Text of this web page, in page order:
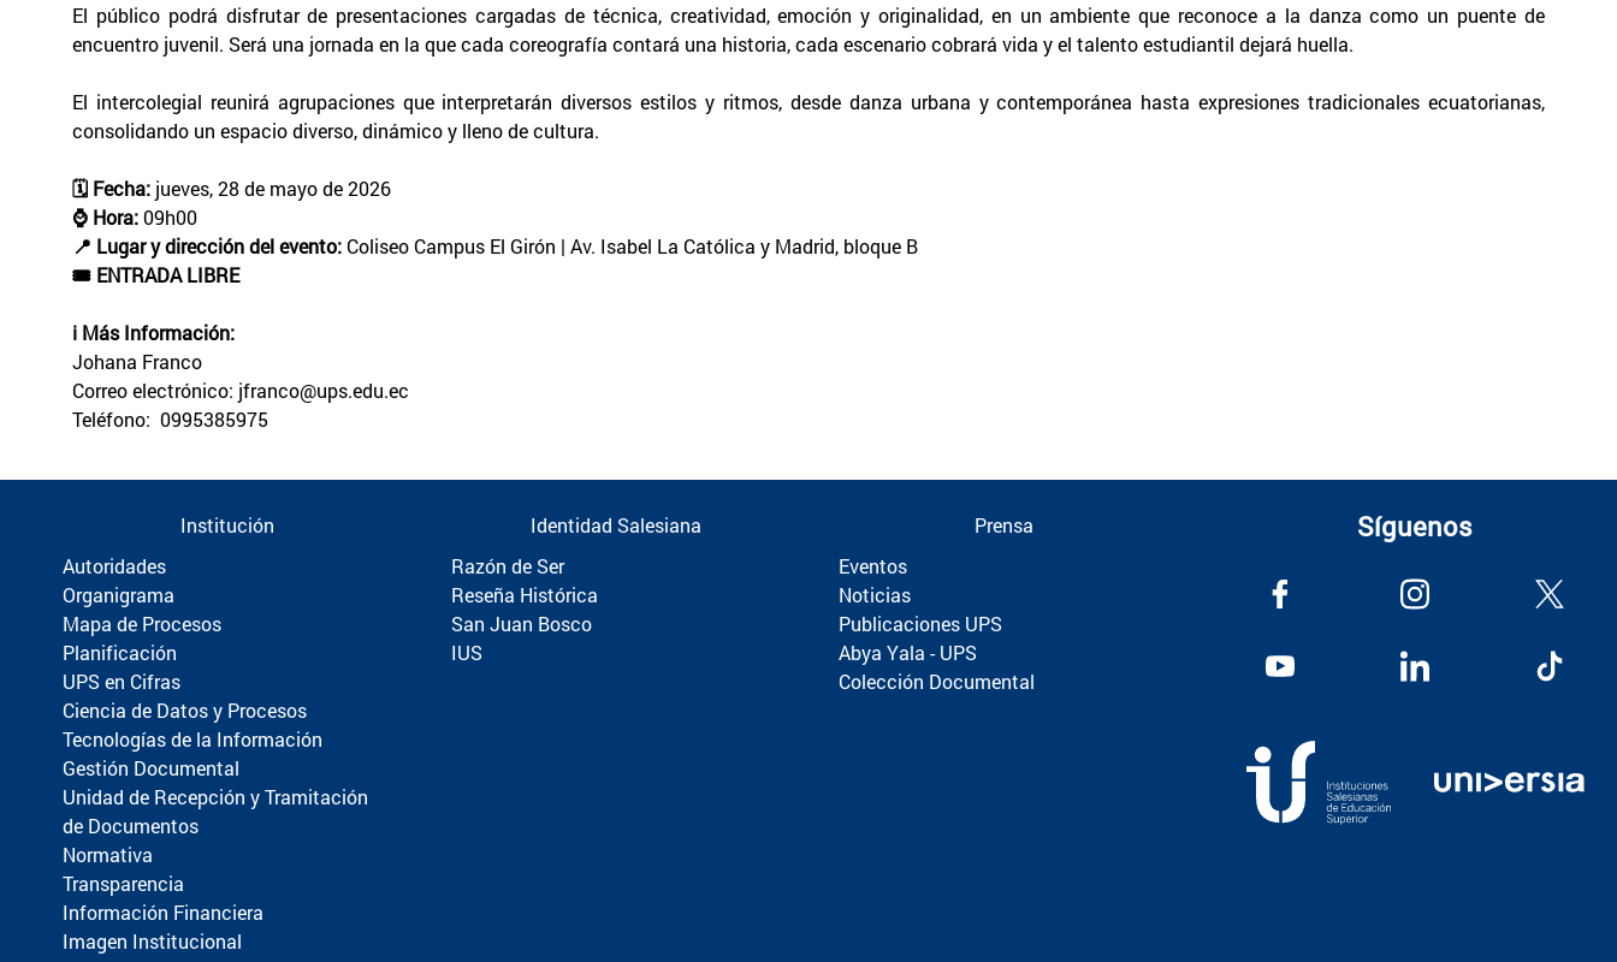
El público podrá disfrutar de presentaciones cargadas de técnica, creatividad, emoción y originalidad, en un ambiente que reconoce a la danza como un puente de
encuentro juvenil. Será una jornada en la que cada coreografía contará una historia, cada escenario cobrará vida y el talento estudiantil dejará huella.
El intercolegial reunirá agrupaciones que interpretarán diversos estilos y ritmos, desde danza urbana y contemporánea hasta expresiones tradicionales ecuatorianas,
consolidando un espacio diverso, dinámico y lleno de cultura.
🗓️ Fecha: jueves, 28 de mayo de 2026
⌚ Hora:09h00
📍 Lugar y dirección del evento: Coliseo Campus El Girón | Av. Isabel La Católica y Madrid, bloque B
🎟️ ENTRADA LIBRE
ℹ️ Más Información:
Johana Franco
Correo electrónico: jfranco@ups.edu.ec
Teléfono: 0995385975
Institución
Autoridades
Organigrama
Mapa de Procesos
Planificación
UPS en Cifras
Ciencia de Datos y Procesos
Tecnologías de la Información
Gestión Documental
Unidad de Recepción y Tramitación
de Documentos
Normativa
Transparencia
Información Financiera
Imagen Institucional
Identidad Salesiana
Razón de Ser
Reseña Histórica
San Juan Bosco
IUS
Prensa
Eventos
Noticias
Publicaciones UPS
Abya Yala - UPS
Colección Documental
Síguenos